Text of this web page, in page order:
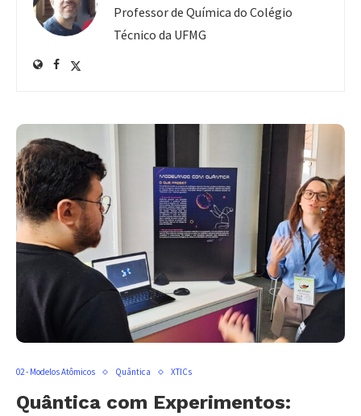
Professor de Química do Colégio
Técnico da UFMG
02 - Modelos Atômicos Quântica XTICs
Quântica com Experimentos: